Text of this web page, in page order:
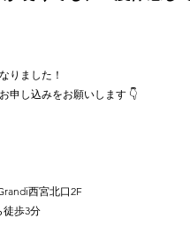
りました！
申し込みをお願いします 👇
西宮北口2F
徒歩3分